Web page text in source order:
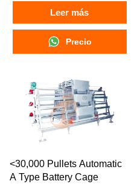
2. Cría de pollos de 12 o 16
semanas para puesta de
huevos.
3. Vida útil de más de 25
años.
horas. Número de WhatsApp:
+8618830120193, +234
8111199996
Leer más
Precio
<30,000 Pullets Automatic
A Type Battery Cage